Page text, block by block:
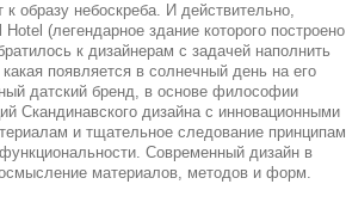
образу небоскреба. И действительно,
(легендарное здание которого построено
к дизайнерам с задачей наполнить
появляется в солнечный день на его
датский бренд, в основе философии
Скандинавского дизайна с инновационными
и тщательное следование принципам
Современный дизайн в
материалов, методов и форм.